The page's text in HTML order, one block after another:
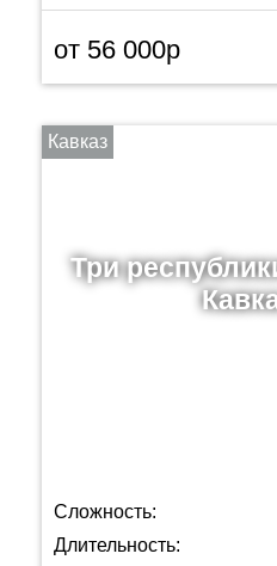
от 56 000p
Кавказ
Три
Сложность:
Длительность: